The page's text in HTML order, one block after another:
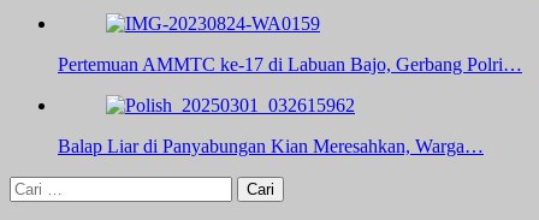
Pertemuan AMMTC ke-17 di Labuan Bajo, Gerbang Polri…
Balap Liar di Panyabungan Kian Meresahkan, Warga…
Cari
untuk: